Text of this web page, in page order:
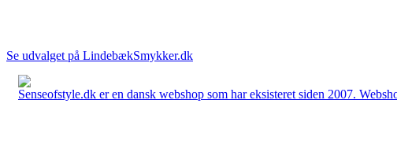
Se udvalget på LindebækSmykker.dk
Senseofstyle.dk er en dansk webshop som har eksisteret siden 2007.